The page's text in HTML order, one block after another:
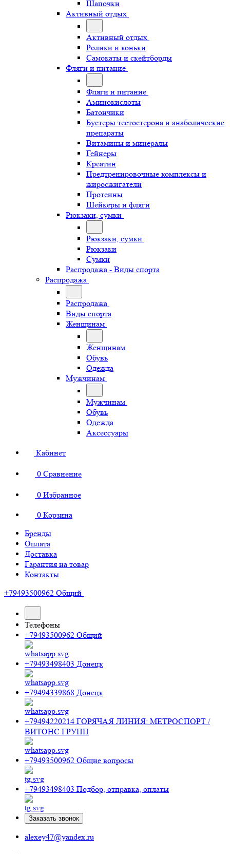
Шапочки
Активный отдых
Активный отдых
Ролики и коньки
Самокаты и скейтборды
Фляги и питание
Фляги и питание
Аминокислоты
Батончики
Бустеры тестостерона и анаболические
препараты
Витамины и минералы
Гейнеры
Креатин
Предтренировочные комплексы и
жиросжигатели
Протеины
Шейкеры и фляги
Рюкзаки, сумки
Рюкзаки, сумки
Рюкзаки
Сумки
Распродажа - Виды спорта
Распродажа
Распродажа
Виды спорта
Женщинам
Женщинам
Обувь
Одежда
Мужчинам
Мужчинам
Обувь
Одежда
Аксессуары
Кабинет
0 Сравнение
0 Избранное
0 Корзина
Бренды
Оплата
Доставка
Гарантия на товар
Контакты
+79493500962 Общий
Телефоны
+79493500962 Общий
+79493498403 Донецк
+79494339868 Донецк
+79494220214 ГОРЯЧАЯ ЛИНИЯ: МЕТРОСПОРТ /
ВИТОНС ГРУПП
+79493500962 Общие вопросы
+79493498403 Подбор, отправка, оплаты
Заказать звонок
alexey47@yandex.ru